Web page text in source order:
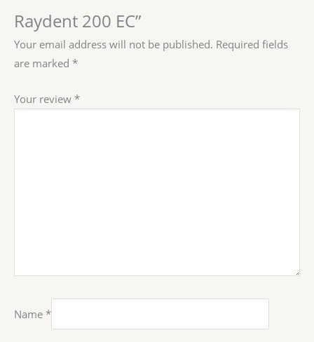
Raydent 200 EC”
Your email address will not be published. Required fields
are marked *
Your review *
Name *